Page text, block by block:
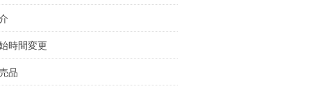
時間変更
品